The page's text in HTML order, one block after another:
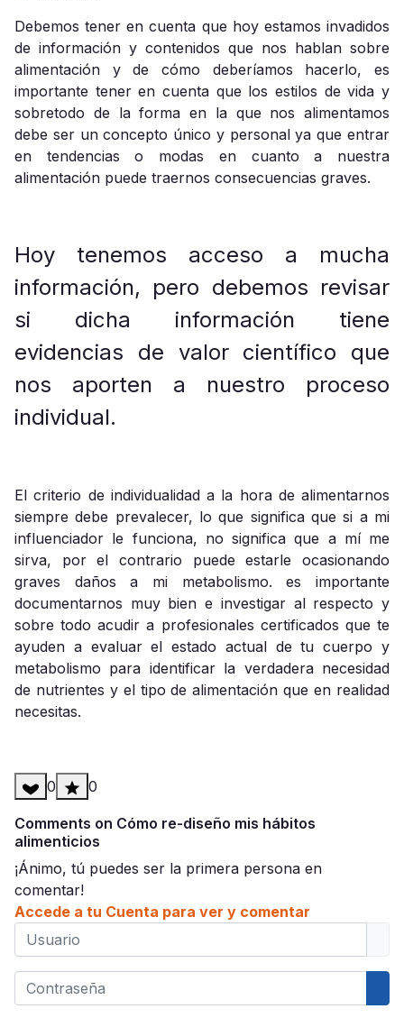
Debemos tener en cuenta que hoy estamos invadidos
de información y contenidos que nos hablan sobre
alimentación y de cómo deberíamos hacerlo, es
importante tener en cuenta que los estilos de vida y
sobretodo de la forma en la que nos alimentamos
debe ser un concepto único y personal ya que entrar
en tendencias o modas en cuanto a nuestra
alimentación puede traernos consecuencias graves.
Hoy tenemos acceso a mucha
información, pero debemos revisar
si dicha información tiene
evidencias de valor científico que
nos aporten a nuestro proceso
individual.
El criterio de individualidad a la hora de alimentarnos
siempre debe prevalecer, lo que significa que si a mi
influenciador le funciona, no significa que a mí me
sirva, por el contrario puede estarle ocasionando
graves daños a mi metabolismo. es importante
documentarnos muy bien e investigar al respecto y
sobre todo acudir a profesionales certificados que te
ayuden a evaluar el estado actual de tu cuerpo y
metabolismo para identificar la verdadera necesidad
de nutrientes y el tipo de alimentación que en realidad
necesitas.
0 0
Comments on Cómo re-diseño mis hábitos
alimenticios
¡Ánimo, tú puedes ser la primera persona en
comentar!
Accede a tu Cuenta para ver y comentar
Usuario
Contraseña